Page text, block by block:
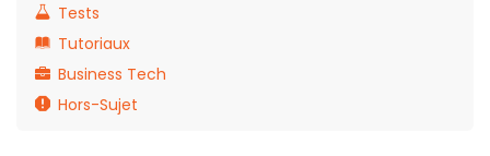
Tests
Tutoriaux
Business Tech
Hors-Sujet